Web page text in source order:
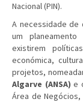
Nacional (PIN).
A necessidade de
um
existirem
económica,
projetos,
Algarve (ANSA)e
Área de